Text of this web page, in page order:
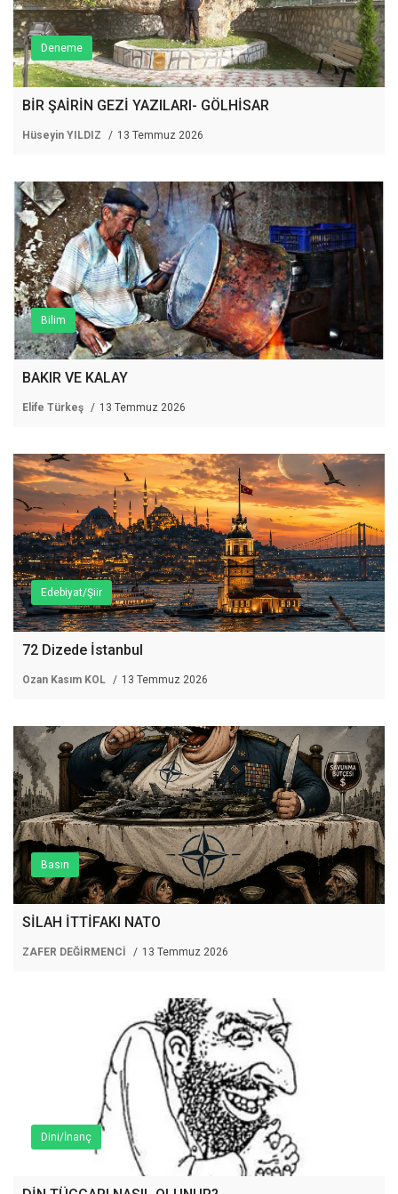
Deneme
BİR ŞAİRİN GEZİ YAZILARI- GÖLHİSAR
Hüseyin YILDIZ 13 Temmuz 2026
Bilim
BAKIR VE KALAY
Elife Türkeş 13 Temmuz 2026
Edebiyat/Şiir
72 Dizede İstanbul
Ozan Kasım KOL 13 Temmuz 2026
Basın
SİLAH İTTİFAKI NATO
ZAFER DEĞİRMENCİ 13 Temmuz 2026
Dini/İnanç